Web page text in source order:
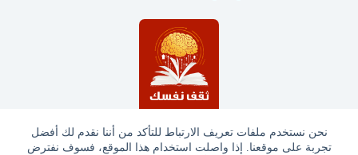
نحن نستخدم ملفات تعريف الارتباط للتأكد من أننا نقدم لك أفضل
تجربة على موقعنا. إذا واصلت استخدام هذا الموقع، فسوف نفترض